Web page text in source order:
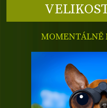
MOMENTÁLNĚ